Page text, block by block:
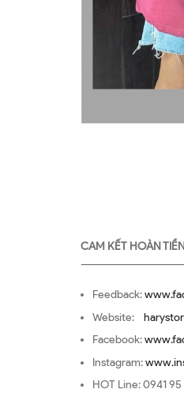
CAM KẾT HOÀN
Feedback:
Website:
Facebook:
Instagram:
HOT Line: 0941